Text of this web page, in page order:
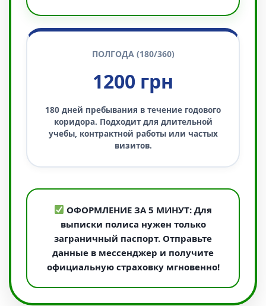
ПОЛГОДА (180/360)
1200 грн
180 дней пребывания в течение годового
коридора. Подходит для длительной
учебы, контрактной работы или частых
визитов.
ОФОРМЛЕНИЕ ЗА 5 МИНУТ: Для
выписки полиса нужен только
заграничный паспорт. Отправьте
данные в мессенджер и получите
официальную страховку мгновенно!